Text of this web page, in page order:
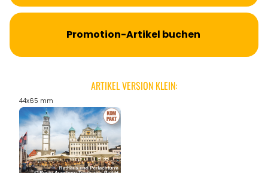
Promotion-Artikel buchen
ARTIKEL VERSION KLEIN:
44x65 mm